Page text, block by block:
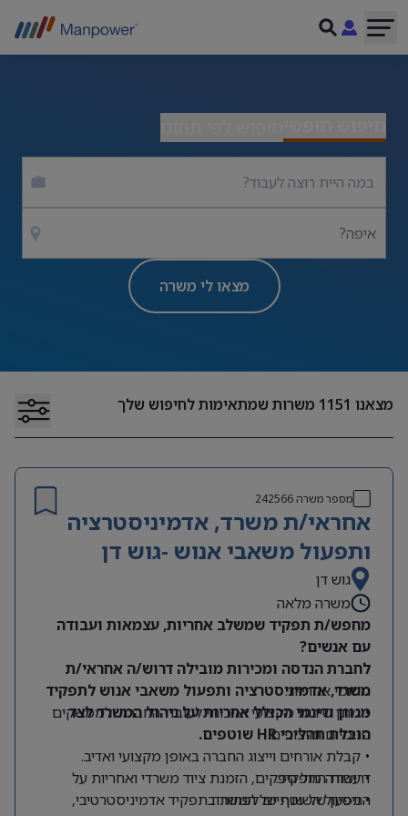
איפה?
מצאו לי משרה
מצאנו 1151 משרות שמתאימות לחיפוש שלך
מספר משרה242566
אחראי/ת משרד, אדמיניסטרציה
ותפעול משאבי אנוש -גוש דן
גוש דן
משרה מלאה
מחפש/ת תפקיד שמשלב אחריות, עצמאות ועבודה
עם אנשים?
לחברת הנדסה ומכירות מובילה דרוש/ה אחראי/ת
משרד, אדמיניסטרציה ותפעול משאבי אנוש לתפקיד
מגוון ודינמי הכולל אחריות על ניהול המשרד לצד
הובלת תהליכי HR שוטפים.
תחומי אחריות:
• מתן שירות מקצועי ואיכותי לעובדי החברה ולממשקים
פנימיים וחיצוניים.
• קבלת אורחים וייצוג החברה באופן מקצועי ואדיב.
• עבודה מול ספקים, הזמנת ציוד משרדי ואחריות על
התפעול השוטף של המשרד.
דרישות התפקיד:
• ניסיון של שנתיים לפחות בתפקיד אדמיניסטרטיבי,